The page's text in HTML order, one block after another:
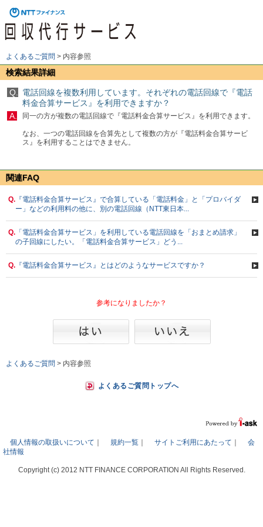
よくあるご質問 > 内容参照
検索結果詳細
Q.
電話回線を複数利用しています。それぞれの電話回線で『電話
料金合算サービス』を利用できますか？
A.
同一の方が複数の電話回線で『電話料金合算サービス』を利用できます。
なお、一つの電話回線を合算先として複数の方が『電話料金合算サービ
ス』を利用することはできません。
関連FAQ
Q. 『電話料金合算サービス』で合算している「電話料金」と「プロバイダ
ー」などの利用料の他に、別の電話回線（NTT東日本...
Q. 「電話料金合算サービス」を利用している電話回線を「おまとめ請求」
の子回線にしたい。「電話料金合算サービス」どう...
Q. 『電話料金合算サービス』とはどのようなサービスですか？
参考になりましたか？
よくあるご質問 > 内容参照
よくあるご質問トップへ
個人情報の取扱いについて 規約一覧 サイトご利用にあたって
会
社情報
Copyright (c) 2012 NTT FINANCE CORPORATION All Rights Reserved.